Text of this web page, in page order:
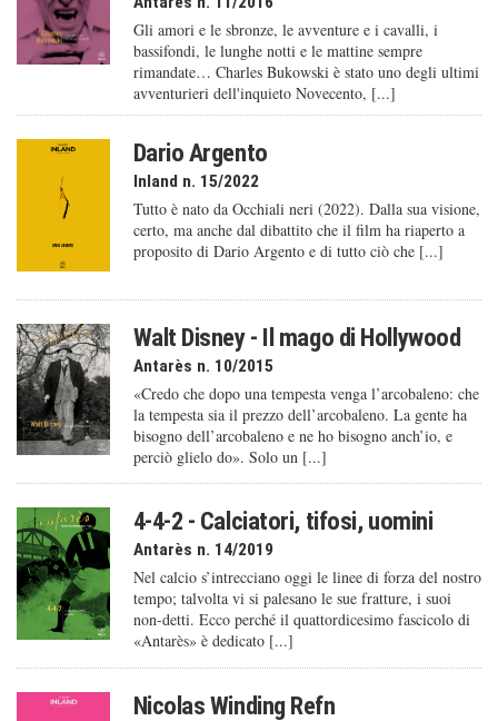
Gli amori e le sbronze, le avventure e i cavalli, i
bassifondi, le lunghe notti e le mattine sempre
rimandate… Charles Bukowski è stato uno degli ultimi
avventurieri dell'inquieto Novecento, [...]
Dario Argento
Inland n. 15/2022
Tutto è nato da Occhiali neri (2022). Dalla sua visione,
certo, ma anche dal dibattito che il film ha riaperto a
proposito di Dario Argento e di tutto ciò che [...]
Walt Disney - Il mago di Hollywood
Antarès n. 10/2015
«Credo che dopo una tempesta venga l’arcobaleno: che
la tempesta sia il prezzo dell’arcobaleno. La gente ha
bisogno dell’arcobaleno e ne ho bisogno anch’io, e
perciò glielo do». Solo un [...]
4-4-2 - Calciatori, tifosi, uomini
Antarès n. 14/2019
Nel calcio s’intrecciano oggi le linee di forza del nostro
tempo; talvolta vi si palesano le sue fratture, i suoi
non-detti. Ecco perché il quattordicesimo fascicolo di
«Antarès» è dedicato [...]
Nicolas Winding Refn